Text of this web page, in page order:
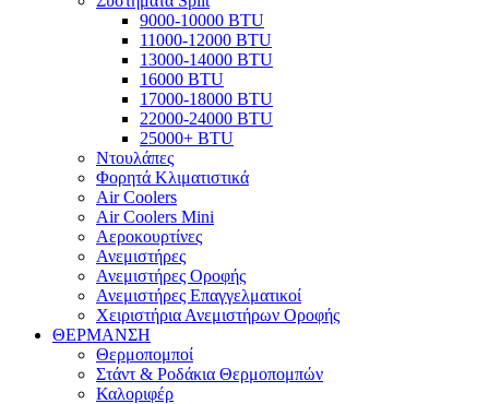
9000-10000 BTU
11000-12000 BTU
13000-14000 BTU
16000 BTU
17000-18000 BTU
22000-24000 BTU
25000+ BTU
Ντουλάπες
Φορητά Κλιματιστικά
Air Coolers
Air Coolers Mini
Αεροκουρτίνες
Ανεμιστήρες
Ανεμιστήρες Οροφής
Ανεμιστήρες Επαγγελματικοί
Χειριστήρια Ανεμιστήρων Οροφής
ΘΕΡΜΑΝΣΗ
Θερμοπομποί
Στάντ & Ροδάκια Θερμοπομπών
Καλοριφέρ